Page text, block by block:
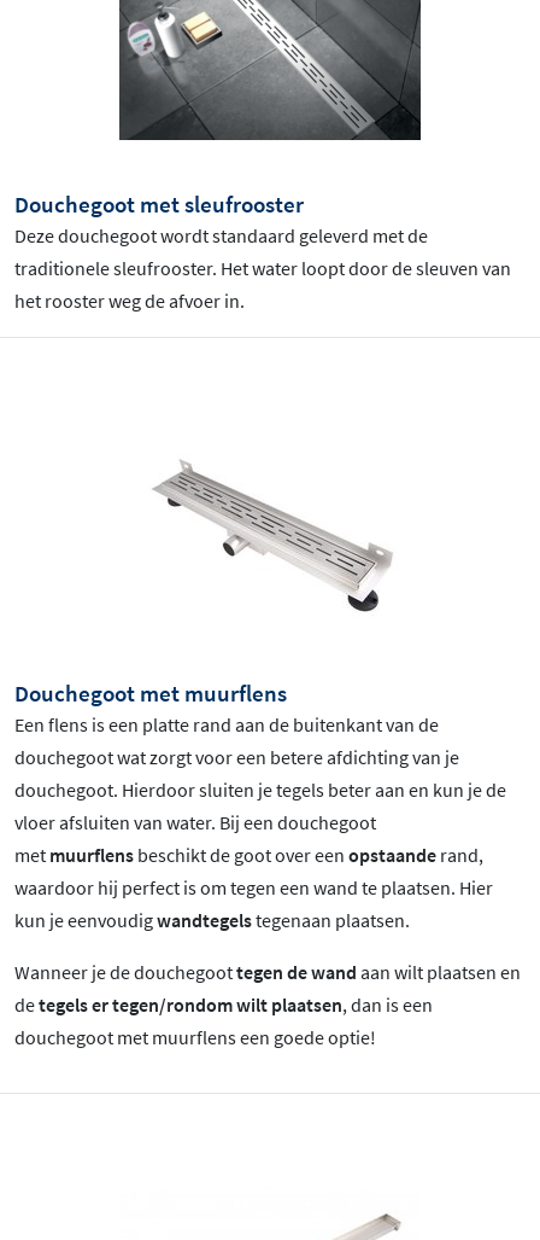
Douchegoot met sleufrooster
Deze douchegoot wordt standaard geleverd met de
traditionele sleufrooster. Het water loopt door de sleuven van
het rooster weg de afvoer in.
Douchegoot met muurflens
Een flens is een platte rand aan de buitenkant van de
douchegoot wat zorgt voor een betere afdichting van je
douchegoot. Hierdoor sluiten je tegels beter aan en kun je de
vloer afsluiten van water. Bij een douchegoot
met muurflens beschikt de goot over een opstaande rand,
waardoor hij perfect is om tegen een wand te plaatsen. Hier
kun je eenvoudigwandtegelstegenaan plaatsen.
Wanneer je de douchegoottegen de wand aan wilt plaatsen en
detegels er tegen/rondom wilt plaatsen, dan is een
douchegoot met muurflens een goede optie!